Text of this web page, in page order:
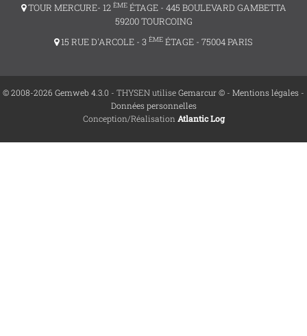
TOUR MERCURE- 12 ÈMEÉTAGE - 445 BOULEVARD GAMBETTA
59200 TOURCOING
15 RUE D'ARCOLE - 3 ÈME ÉTAGE - 75004 PARIS
© 2008-2026 Gemweb 4.3.0 - THYSEN utiliseGemarcur © - Mentions légales -
Données personnelles
Conception/Réalisation Atlantic Log